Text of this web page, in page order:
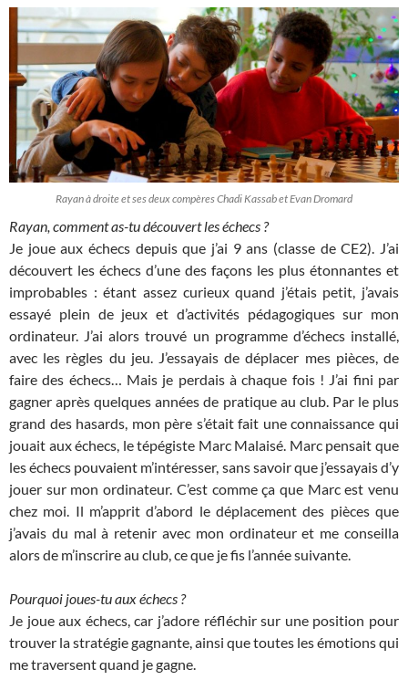
Rayan à droite et ses deux compères Chadi Kassab et Evan Dromard
Rayan, comment as-tu découvert les échecs ?
Je joue aux échecs depuis que j’ai 9 ans (classe de CE2). J’ai
découvert les échecs d’une des façons les plus étonnantes et
improbables : étant assez curieux quand j’étais petit, j’avais
essayé plein de jeux et d’activités pédagogiques sur mon
ordinateur. J’ai alors trouvé un programme d’échecs installé,
avec les règles du jeu. J’essayais de déplacer mes pièces, de
faire des échecs… Mais je perdais à chaque fois ! J’ai fini par
gagner après quelques années de pratique au club. Par le plus
grand des hasards, mon père s’était fait une connaissance qui
jouait aux échecs, le tépégiste Marc Malaisé. Marc pensait que
les échecs pouvaient m’intéresser, sans savoir que j’essayais d’y
jouer sur mon ordinateur. C’est comme ça que Marc est venu
chez moi. Il m’apprit d’abord le déplacement des pièces que
j’avais du mal à retenir avec mon ordinateur et me conseilla
alors de m’inscrire au club, ce que je fis l’année suivante.
Pourquoi joues-tu aux échecs ?
Je joue aux échecs, car j’adore réfléchir sur une position pour
trouver la stratégie gagnante, ainsi que toutes les émotions qui
me traversent quand je gagne.